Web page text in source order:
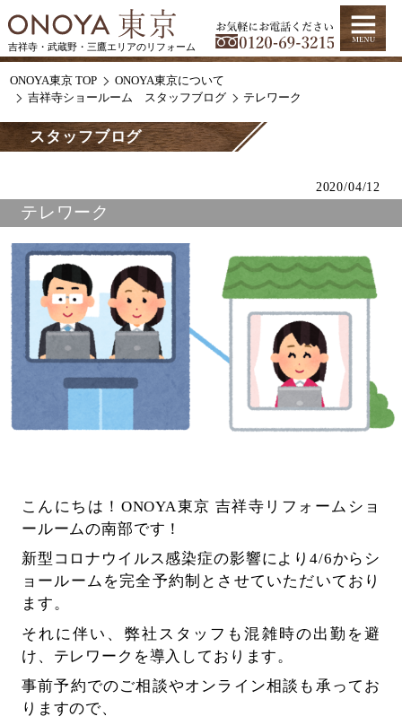
吉祥寺・武蔵野・三鷹エリアのリフォーム
ONOYA東京 TOP
ONOYA東京について
吉祥寺ショールーム スタッフブログ
テレワーク
スタッフブログ
2020/04/12
テレワーク
こんにちは！ONOYA東京 吉祥寺リフォームショ
ールームの南部です！
新型コロナウイルス感染症の影響により4/6からシ
ョールームを完全予約制とさせていただいており
ます。
それに伴い、弊社スタッフも混雑時の出勤を避
け、テレワークを導入しております。
事前予約でのご相談やオンライン相談も承ってお
りますので、